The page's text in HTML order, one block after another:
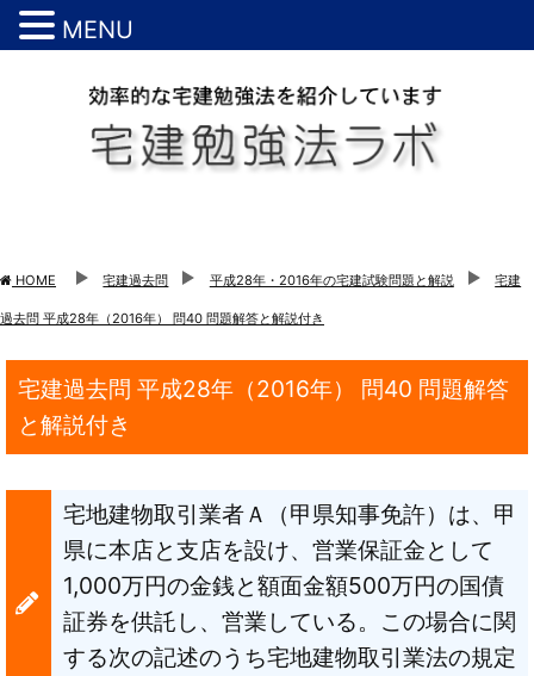
HOME 宅建過去問 平成28年・2016年の宅建試験問題と解説 宅建
過去問 平成28年（2016年） 問40 問題解答と解説付き
宅建過去問 平成28年（2016年） 問40 問題解答
と解説付き
宅地建物取引業者Ａ（甲県知事免許）は、甲
県に本店と支店を設け、営業保証金として
1,000万円の金銭と額面金額500万円の国債
証券を供託し、営業している。この場合に関
する次の記述のうち宅地建物取引業法の規定
MENU